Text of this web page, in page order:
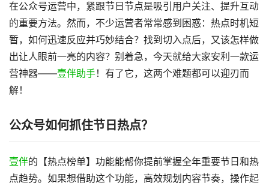
在公众号运营中，紧跟节日节点是吸引用户关注、提升互动
的重要方法。然而，不少运营者常常感到困惑：热点时机短
暂，如何迅速反应并巧妙结合？找到切入点后，又该怎样做
出让人眼前一亮的内容？别着急，今天就给大家安利一款运
营神器——壹伴助手！有了它，这两个难题都可以迎刃而
解！
公众号如何抓住节日热点？
壹伴的【热点榜单】功能能帮你提前掌握全年重要节日和热
点趋势。如果想借助这个功能，高效规划内容节奏，操作起